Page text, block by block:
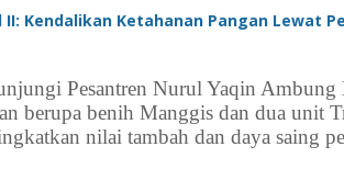
Kendalikan Ketahanan Pangan Lewat
Pesantren Nurul Yaqin Ambung
berupa benih Manggis dan dua unit
nilai tambah dan daya saing